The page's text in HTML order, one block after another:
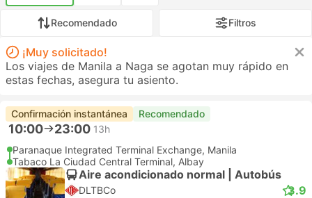
Recomendado Filtros
¡Muy solicitado!
Los viajes de Manila a Naga se agotan muy rápido en
estas fechas, asegura tu asiento.
Confirmación instantánea Recomendado
10:00 23:00 13h
Paranaque Integrated Terminal Exchange, Manila
Tabaco La Ciudad Central Terminal, Albay
Aire acondicionado normal | Autobús
DLTBCo 3.9